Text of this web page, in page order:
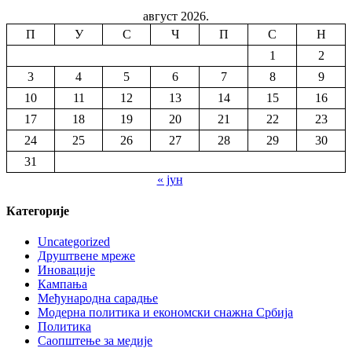
август 2026.
П
У С Ч П С
Н
1
2
3
4 5 6 7 8
9
10
11 12 13 14 15
16
17
18 19 20 21 22
23
24
25 26 27 28 29
30
31
« јун
Категорије
Uncategorized
Друштвене мреже
Иновације
Кампања
Међународна сарадње
Модерна политика и економски снажна Србија
Политика
Саопштење за медије